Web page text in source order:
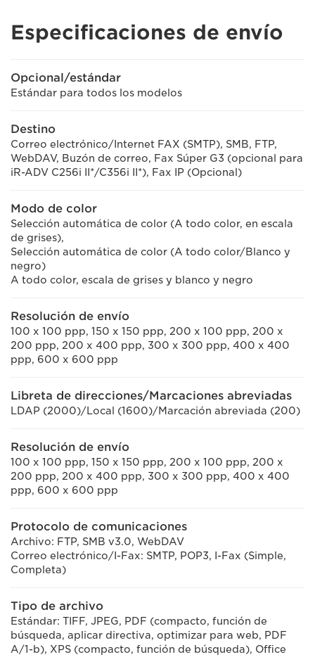
Especificaciones de envío
Opcional/estándar
Estándar para todos los modelos
Destino
Correo electrónico/Internet FAX (SMTP), SMB, FTP,
WebDAV, Buzón de correo, Fax Súper G3 (opcional para
iR-ADV C256i II*/C356i II*), Fax IP (Opcional)
Modo de color
Selección automática de color (A todo color, en escala
de grises),
Selección automática de color (A todo color/Blanco y
negro)
A todo color, escala de grises y blanco y negro
Resolución de envío
100 x 100 ppp, 150 x 150 ppp, 200 x 100 ppp, 200 x
200 ppp, 200 x 400 ppp, 300 x 300 ppp, 400 x 400
ppp, 600 x 600 ppp
Libreta de direcciones/Marcaciones abreviadas
LDAP (2000)/Local (1600)/Marcación abreviada (200)
Resolución de envío
100 x 100 ppp, 150 x 150 ppp, 200 x 100 ppp, 200 x
200 ppp, 200 x 400 ppp, 300 x 300 ppp, 400 x 400
ppp, 600 x 600 ppp
Protocolo de comunicaciones
Archivo: FTP, SMB v3.0, WebDAV
Correo electrónico/I-Fax: SMTP, POP3, I-Fax (Simple,
Completa)
Tipo de archivo
Estándar: TIFF, JPEG, PDF (compacto, función de
búsqueda, aplicar directiva, optimizar para web, PDF
A/1-b), XPS (compacto, función de búsqueda), Office